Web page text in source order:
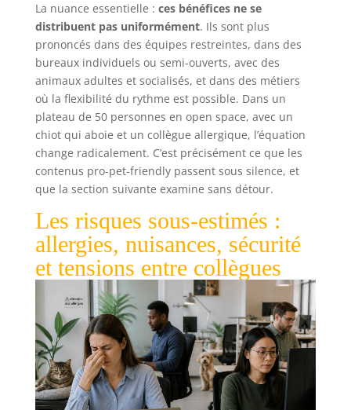
La nuance essentielle : ces bénéfices ne se
distribuent pas uniformément. Ils sont plus
prononcés dans des équipes restreintes, dans des
bureaux individuels ou semi-ouverts, avec des
animaux adultes et socialisés, et dans des métiers
où la flexibilité du rythme est possible. Dans un
plateau de 50 personnes en open space, avec un
chiot qui aboie et un collègue allergique, l’équation
change radicalement. C’est précisément ce que les
contenus pro-pet-friendly passent sous silence, et
que la section suivante examine sans détour.
Les risques sous-estimés :
allergies, nuisances, sécurité
et tensions entre collègues